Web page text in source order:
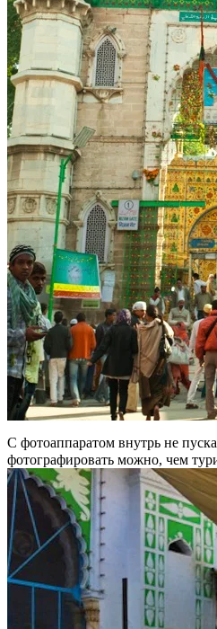
С фотоаппаратом внутрь не
фотографировать можно, чем